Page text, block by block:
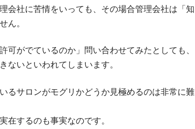
会社に苦情をいっても、その場合管理会社は「知
ん。
可がでているのか」問い合わせてみたとしても、
ないといわれてしまいます。
るサロンがモグリかどうか見極めるのは非常に難
在するのも事実なのです。